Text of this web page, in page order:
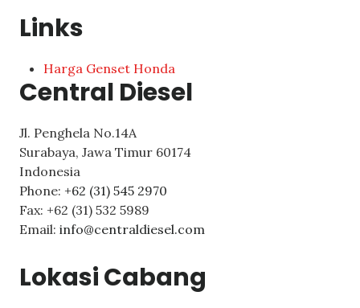
Links
Harga Genset Honda
Central Diesel
Jl. Penghela No.14A
Surabaya, Jawa Timur 60174
Indonesia
Phone: +62 (31) 545 2970
Fax: +62 (31) 532 5989
Email: info@centraldiesel.com
Lokasi Cabang